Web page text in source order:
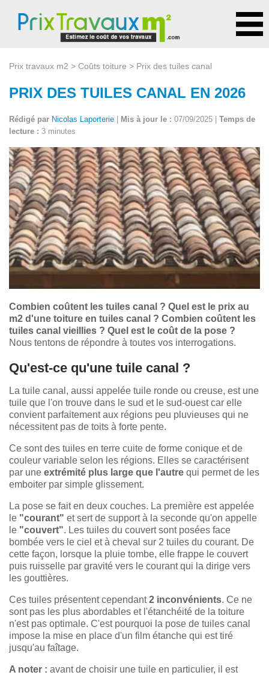
Prix travaux m2 > Coûts toiture > Prix des tuiles canal
PRIX DES TUILES CANAL EN 2026
Rédigé par Nicolas Laporterie Mis à jour le : 07/09/2025 | Temps de
lecture : 3 minutes
Combien coûtent les tuiles canal ? Quel est le prix au
m2 d'une toiture en tuiles canal ? Combien coûtent les
tuiles canal vieillies ? Quel est le coût de la pose ?
Nous tentons de répondre à toutes vos interrogations.
Qu'est-ce qu'une tuile canal ?
La tuile canal, aussi appelée tuile ronde ou creuse, est une
tuile que l'on trouve dans le sud et le sud-ouest car elle
convient parfaitement aux régions peu pluvieuses qui ne
nécessitent pas de toits à forte pente.
Ce sont des tuiles en terre cuite de forme conique et de
couleur variable selon les régions. Elles se caractérisent
par une extrémité plus large que l'autre qui permet de les
emboiter par simple glissement.
La pose se fait en deux couches. La première est appelée
le "courant" et sert de support à la seconde qu'on appelle
le "couvert". Les tuiles du couvert sont posées face
bombée vers le ciel et à cheval sur 2 tuiles du courant. De
cette façon, lorsque la pluie tombe, elle frappe le couvert
puis ruisselle par gravité vers le courant qui la dirige vers
les gouttières.
Ces tuiles présentent cependant2 inconvénients. Ce ne
sont pas les plus abordables et l'étanchéité de la toiture
n'est pas optimale. C'est pourquoi la pose de tuiles canal
impose la mise en place d'un film étanche qui est tiré
jusqu'au faîtage.
A noter : avant de choisir une tuile en particulier, il est